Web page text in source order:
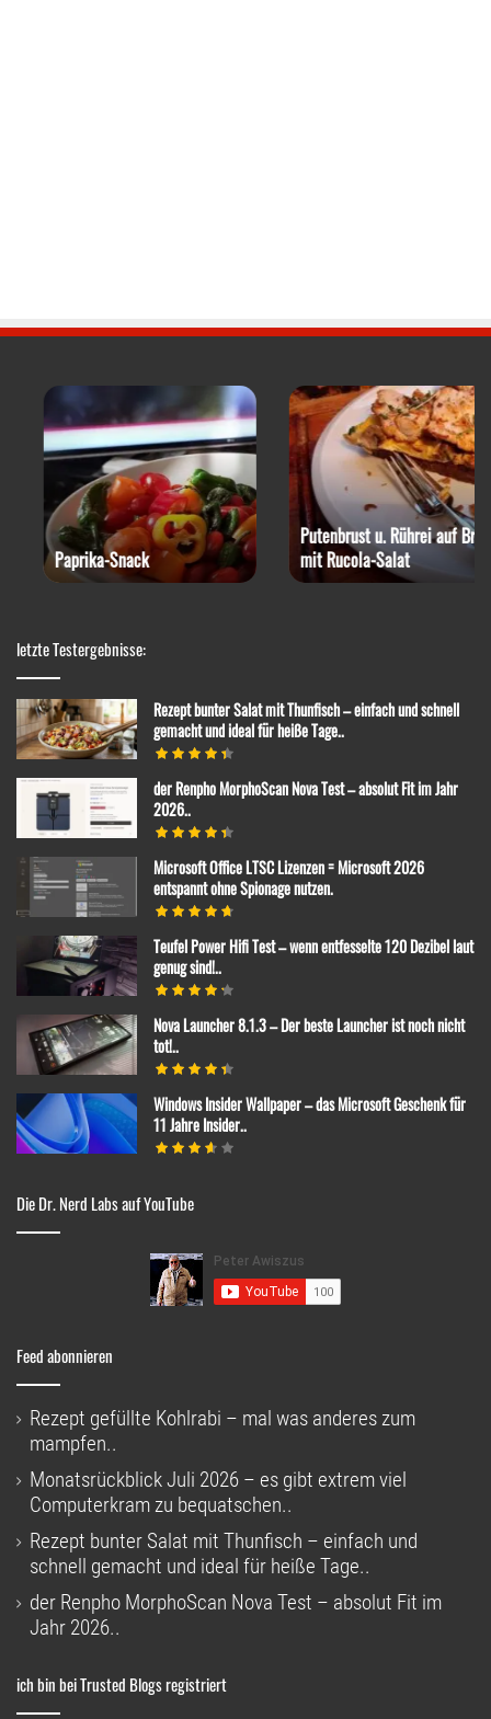
Putenbrust u. Rührei auf Brot
mit Rucola-Salat
Champignon-Cremesuppe
letzte Testergebnisse:
Rezept bunter Salat mit Thunfisch – einfach und schnell
gemacht und ideal für heiße Tage..
der Renpho MorphoScan Nova Test – absolut Fit im Jahr
2026..
Microsoft Office LTSC Lizenzen = Microsoft 2026
entspannt ohne Spionage nutzen.
Teufel Power Hifi Test – wenn entfesselte 120 Dezibel laut
genug sind!..
Nova Launcher 8.1.3 – Der beste Launcher ist noch nicht
tot!..
Windows Insider Wallpaper – das Microsoft Geschenk für
11 Jahre Insider..
Die Dr. Nerd Labs auf YouTube
Feed abonnieren
Rezept gefüllte Kohlrabi – mal was anderes zum
mampfen..
Monatsrückblick Juli 2026 – es gibt extrem viel
Computerkram zu bequatschen..
Rezept bunter Salat mit Thunfisch – einfach und
schnell gemacht und ideal für heiße Tage..
der Renpho MorphoScan Nova Test – absolut Fit im
Jahr 2026..
ich bin bei Trusted Blogs registriert